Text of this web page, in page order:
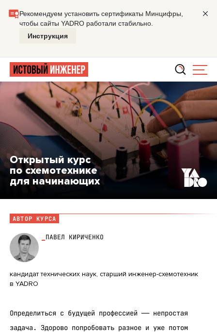
Открытый курс
по схемотехнике
для начинающих
АВТОР КУРСА
ПАВЕЛ КИРИЧЕНКО
кандидат технических наук, старший инженер-схемотехник
в YADRO
Определиться с будущей профессией —— непростая
задача. Здорово попробовать разное и уже потом